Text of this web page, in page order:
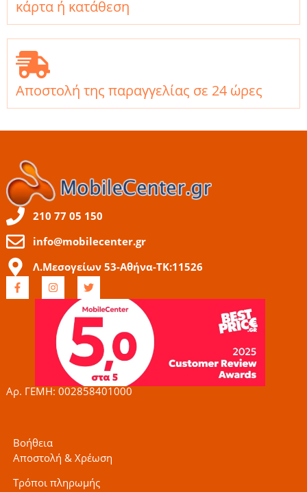
κάρτα ή κατάθεση
Αποστολή της παραγγελίας σε 24 ώρες
210 77 05 150
info@mobilecenter.gr
Λ.Μεσογείων 53-Αθήνα-ΤΚ:11526
F
a
c
I
n
s
g
r
a
m
T
w
t
t
e
r
Αρ. ΓΕΜΗ: 002858401000
Βοήθεια
Αποστολή & Χρέωση
Τρόποι πληρωμής